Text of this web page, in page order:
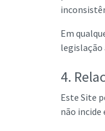
Em
legislação
4.
Este Site
não incide